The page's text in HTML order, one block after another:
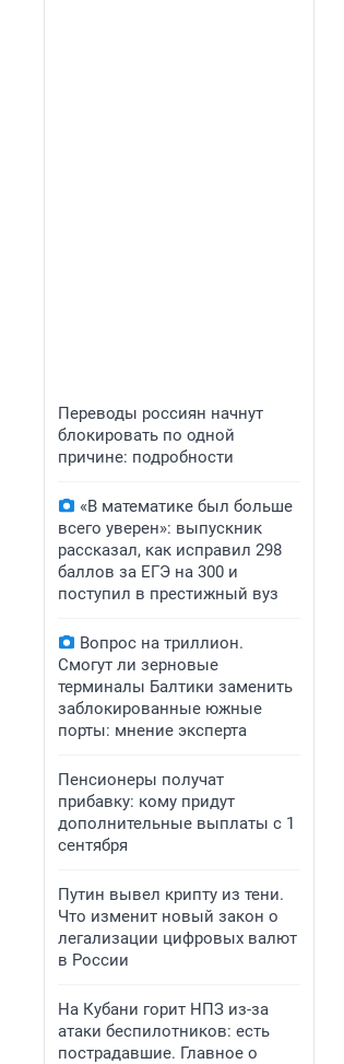
Переводы россиян начнут
блокировать по одной
причине: подробности
«В математике был больше
всего уверен»: выпускник
рассказал, как исправил 298
баллов за ЕГЭ на 300 и
поступил в престижный вуз
Вопрос на триллион.
Смогут ли зерновые
терминалы Балтики заменить
заблокированные южные
порты: мнение эксперта
Пенсионеры получат
прибавку: кому придут
дополнительные выплаты с 1
сентября
Путин вывел крипту из тени.
Что изменит новый закон о
легализации цифровых валют
в России
На Кубани горит НПЗ из-за
атаки беспилотников: есть
пострадавшие. Главное о